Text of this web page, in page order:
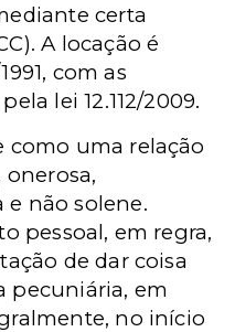
certa
A locação é
com as
lei 12.112/2009.
como uma relação
não solene.
pessoal, em regra,
de dar coisa
pecuniária, em
no início